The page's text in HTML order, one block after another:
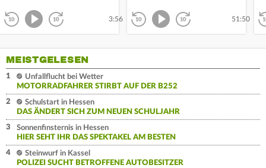
3:56 51:50
zurück zurückAbspielen
MEISTGELESEN
1
Unfallflucht bei Wetter
MOTORRADFAHRER STIRBT AUF DER B252
2
Schulstart in Hessen
DAS ÄNDERT SICH ZUM NEUEN SCHULJAHR
3
Sonnenfinsternis in Hessen
HIER SEHT IHR DAS SPEKTAKEL AM BESTEN
4
Steinwurf in Kassel
POLIZEI SUCHT BETROFFENE AUTOBESITZER